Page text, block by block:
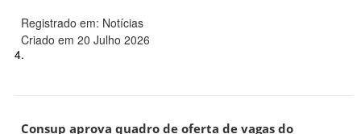
Registrado em: Notícias
Criado em 20 Julho 2026
4.
Consup aprova quadro de oferta de vagas do